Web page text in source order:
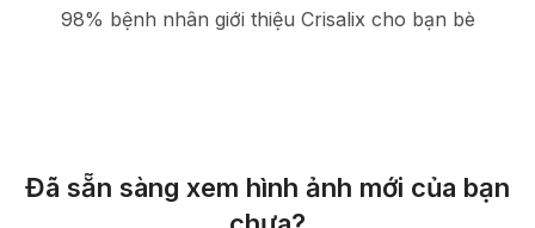
98% bệnh nhân giới thiệu Crisalix cho bạn bè
Đã sẵn sàng xem hình ảnh mới của bạn